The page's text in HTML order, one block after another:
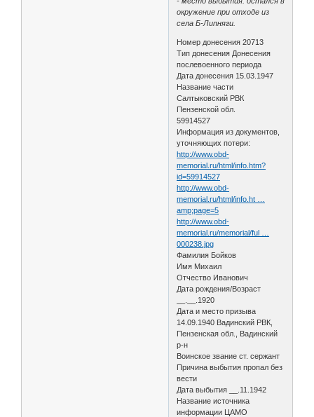
окружение при отходе из
села Б-Липняги.
Номер донесения 20713
Тип донесения Донесения
послевоенного периода
Дата донесения 15.03.1947
Название части
Салтыковский РВК
Пензенской обл.
59914527
Информация из документов,
уточняющих потери:
http://www.obd-
memorial.ru/html/info.htm?
id=59914527
http://www.obd-
memorial.ru/html/info.ht …
amp;page=5
http://www.obd-
memorial.ru/memorial/ful …
000238.jpg
Фамилия Бойков
Имя Михаил
Отчество Иванович
Дата рождения/Возраст
__.__.1920
Дата и место призыва
14.09.1940 Вадинский РВК,
Пензенская обл., Вадинский
р-н
Воинское звание ст. сержант
Причина выбытия пропал без
вести
Дата выбытия __.11.1942
Название источника
информации ЦАМО